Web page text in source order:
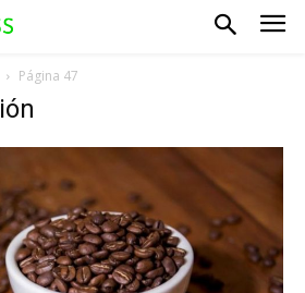
Página 47